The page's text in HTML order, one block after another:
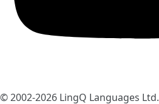
© 2002-2026 LingQ Languages Ltd.